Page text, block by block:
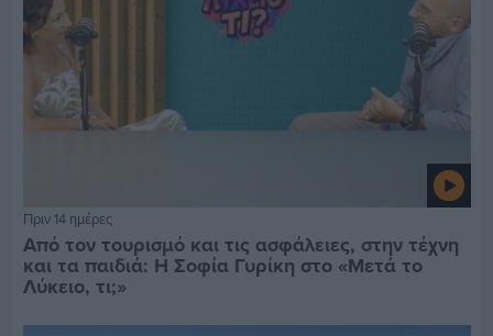
Πριν 14 ημέρες
Από τον τουρισμό και τις ασφάλειες, στην τέχνη
και τα παιδιά: Η Σοφία Γυρίκη στο «Μετά το
Λύκειο, τι;»